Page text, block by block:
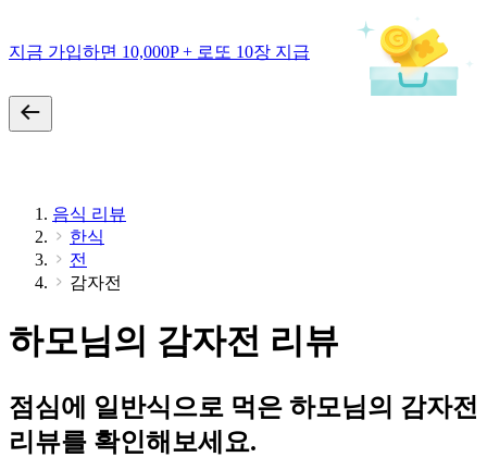
지금 가입하면 10,000P + 로또 10장 지급
음식 리뷰
한식
전
감자전
하모님의 감자전 리뷰
점심에 일반식으로 먹은 하모님의 감자전
리뷰를 확인해보세요.